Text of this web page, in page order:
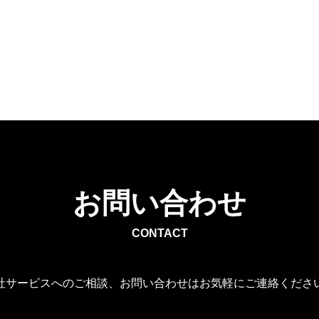
お問い合わせ
CONTACT
サービスへのご相談、お問い合わせはお気軽にご連絡くださ